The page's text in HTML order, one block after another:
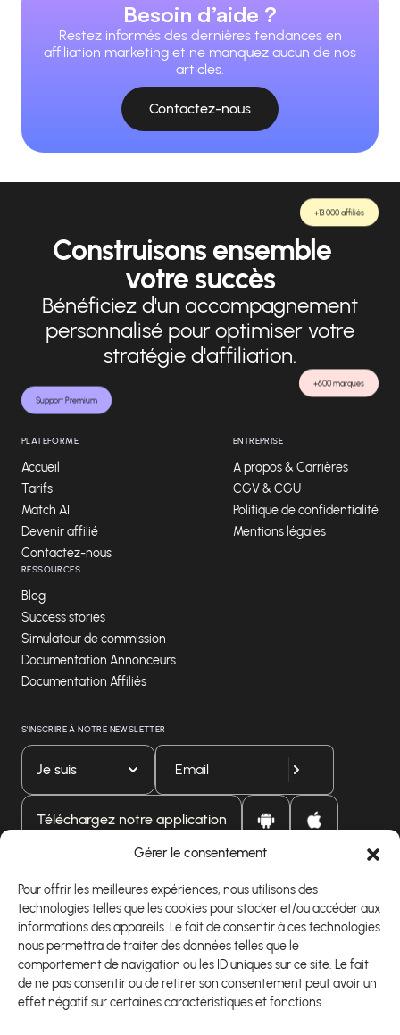
Gérer le consentement
Pour offrir les meilleures expériences, nous utilisons des
technologies telles que les cookies pour stocker et/ou accéder aux
informations des appareils. Le fait de consentir à ces technologies
nous permettra de traiter des données telles que le
comportement de navigation ou les ID uniques sur ce site. Le fait
de ne pas consentir ou de retirer son consentement peut avoir un
effet négatif sur certaines caractéristiques et fonctions.
Besoin d’aide ?
Restez informés des dernières tendances en
affiliation marketing et ne manquez aucun de nos
articles.
Contactez-nous
Support Premium
+600 marques
+13 000 affiliés
Construisons ensemble
votre succès
Bénéficiez d'un accompagnement
personnalisé pour optimiser votre
stratégie d'affiliation.
PLATEFORME
Accueil
Tarifs
Match AI
Devenir affilié
Contactez-nous
ENTREPRISE
A propos & Carrières
CGV & CGU
Politique de confidentialité
Mentions légales
RESSOURCES
Blog
Success stories
Simulateur de commission
Documentation Annonceurs
Documentation Affiliés
S'INSCRIRE À NOTRE NEWSLETTER
Je suis
Téléchargez notre application